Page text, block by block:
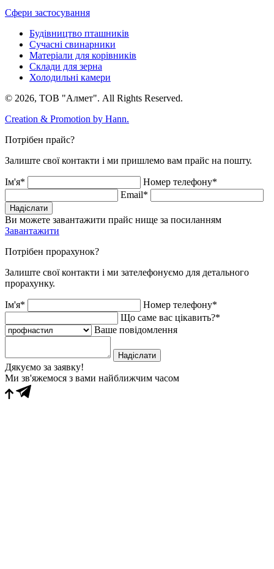
Сфери застосування
Будівництво пташників
Сучасні свинарники
Матеріали для корівників
Склади для зерна
Холодильні камери
© 2026, ТОВ "Алмет". All Rights Reserved.
Creation & Promotion by Hann.
Потрібен прайс?
Залиште свої контакти і ми пришлемо вам прайс на пошту.
Ім'я*
Номер телефону*
Email*
Надіслати
Ви можете завантажити прайс нище за посиланням
Завантажити
Потрібен прорахунок?
Залиште свої контакти і ми зателефонуємо для детального
прорахунку.
Ім'я*
Номер телефону*
Що саме вас цікавить?*
Ваше повідомлення
Надіслати
Дякуємо за заявку!
Ми зв'яжемося з вами найближчим часом